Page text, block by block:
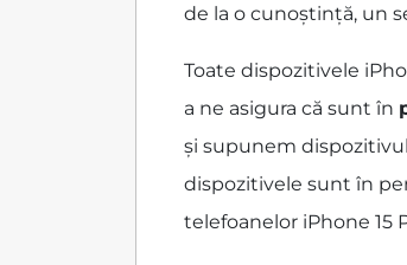
de la o cunoștință, un
Toate dispozitivele
a ne asigura că sunt în
și supunem
dispozitivele sunt în
telefoanelor iPhone 15